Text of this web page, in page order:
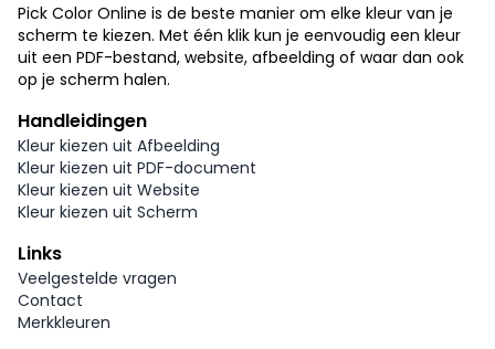
Pick Color Online is de beste manier om elke kleur van je
scherm te kiezen. Met één klik kun je eenvoudig een kleur
uit een PDF-bestand, website, afbeelding of waar dan ook
op je scherm halen.
Handleidingen
Kleur kiezen uit Afbeelding
Kleur kiezen uit PDF-document
Kleur kiezen uit Website
Kleur kiezen uit Scherm
Links
Veelgestelde vragen
Contact
Merkkleuren